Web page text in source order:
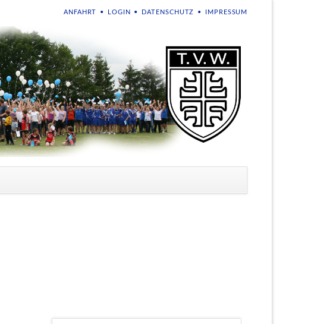
NAVIGATION
ANFAHRT LOGIN DATENSCHUTZ IMPRESSUM
überspringen